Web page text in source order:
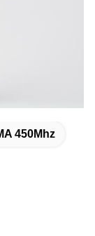
450Mhz